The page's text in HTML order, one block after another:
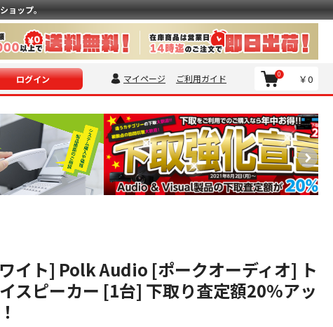
ョップ。
ログイン マイページ ご利用ガイド ￥0
0
イト] Polk Audio [ポークオーディオ] ト
スピーカー [1台] 下取り査定額20%アッ